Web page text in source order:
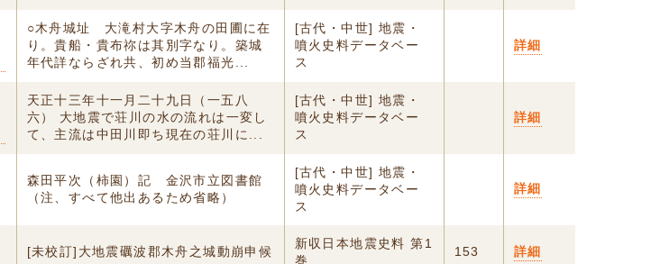
○木舟城址 大滝村大字木舟の田圃に在
り。貴船・貴布祢は其別字なり。築城
年代詳ならざれ共、初め当郡福光...
[古代・中世] 地震・
噴火史料データベー
ス
詳細
天正十三年十一月二十九日（一五八
六） 大地震で荘川の水の流れは一変し
て、主流は中田川即ち現在の荘川に...
[古代・中世] 地震・
噴火史料データベー
ス
詳細
森田平次（柿園）記 金沢市立図書館
（注、すべて他出あるため省略）
[古代・中世] 地震・
噴火史料データベー
ス
詳細
[未校訂]大地震礪波郡木舟之城動崩申候
新収日本地震史料 第1
巻
153 詳細